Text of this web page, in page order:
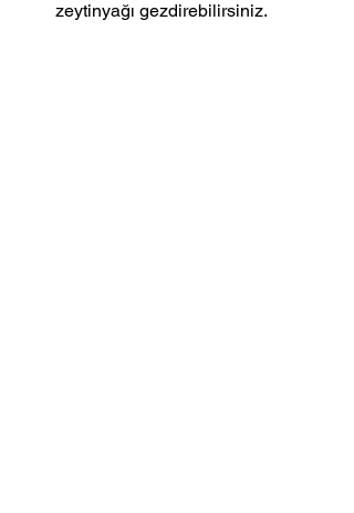
zeytinyağı gezdirebilirsiniz.